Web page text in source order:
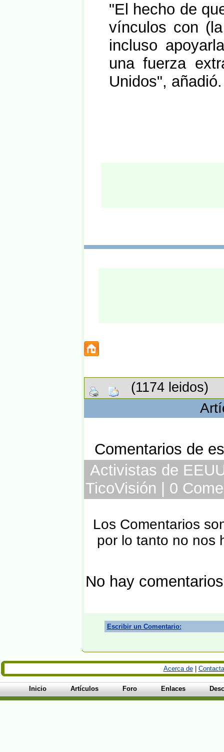
"El hecho de
vínculos con
incluso
una fuerza
Unidos", añadió.
(1174 leidos)
Comentarios de
Activistas de
TicoVisión | 0
Los Comentarios
por lo tanto no nos
No hay
Escribir un Comentario:
Acerca de|
Inicio Artículos Foro Enlaces